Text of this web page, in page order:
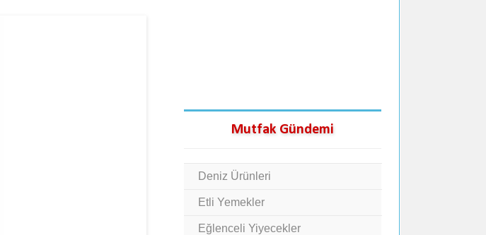
Mutfak Gündemi
Deniz Ürünleri
Etli Yemekler
Eğlenceli Yiyecekler